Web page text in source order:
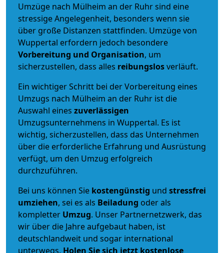
Umzüge nach Mülheim an der Ruhr sind eine
stressige Angelegenheit, besonders wenn sie
über große Distanzen stattfinden. Umzüge von
Wuppertal erfordern jedoch besondere
Vorbereitung und Organisation, um
sicherzustellen, dass alles reibungslosverläuft.
Ein wichtiger Schritt bei der Vorbereitung eines
Umzugs nach Mülheim an der Ruhr ist die
Auswahl eines zuverlässigen
Umzugsunternehmens in Wuppertal. Es ist
wichtig, sicherzustellen, dass das Unternehmen
über die erforderliche Erfahrung und Ausrüstung
verfügt, um den Umzug erfolgreich
durchzuführen.
Bei uns können Sie kostengünstig und stressfrei
umziehen, sei es als Beiladung oder als
kompletter Umzug. Unser Partnernetzwerk, das
wir über die Jahre aufgebaut haben, ist
deutschlandweit und sogar international
unterwegs. Holen Sie sich jetzt kostenlose